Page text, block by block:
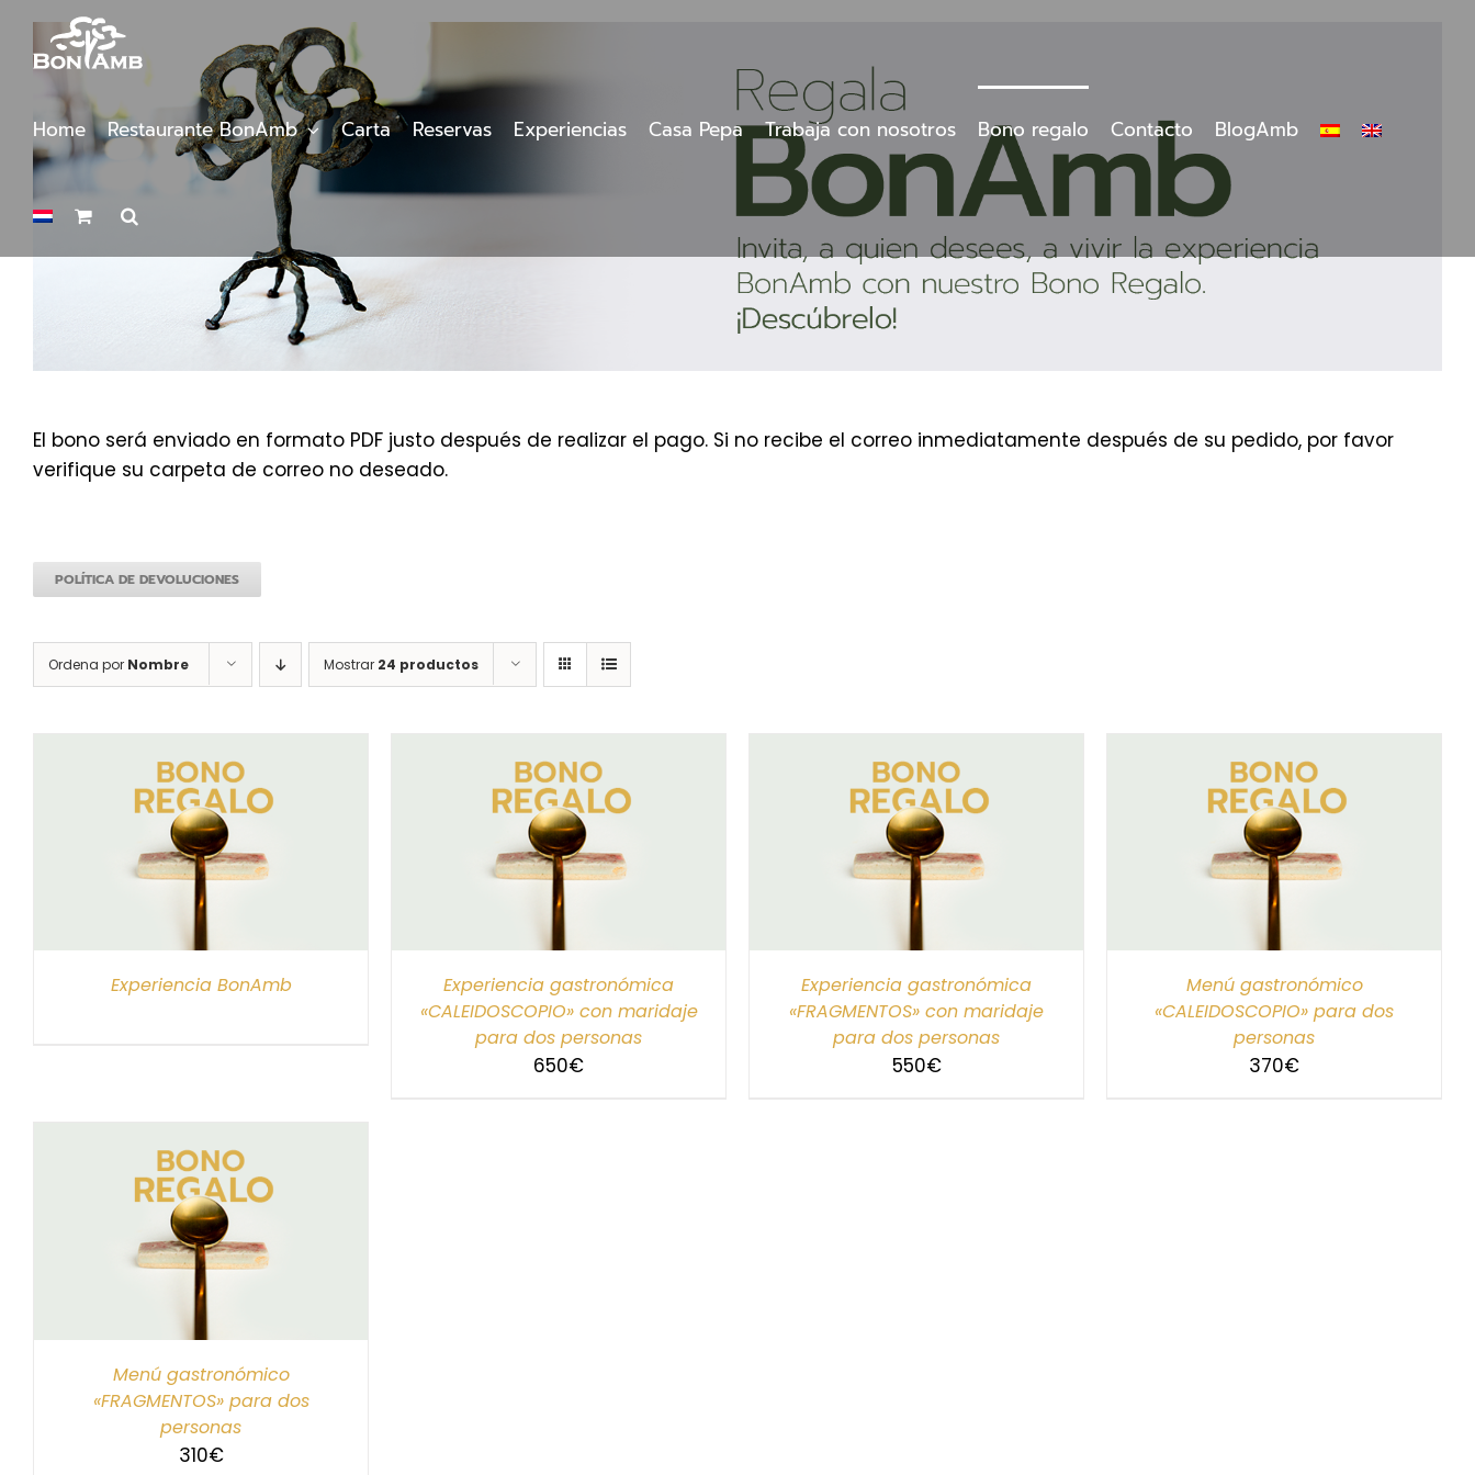
contenido
Home Restaurante BonAmb Carta Reservas Experiencias Casa Pepa Trabaja con nosotros Bono regalo Contacto BlogAmb
El bono será enviado en formato PDF justo después de realizar el pago. Si no recibe el correo inmediatamente después de su pedido, por favor
verifique su carpeta de correo no deseado.
POLÍTICA DE DEVOLUCIONES
Ordena por Nombre Mostrar 24 productos
Experiencia BonAmb
SELECCIONAR IMPORTE
Experiencia gastronómica
«CALEIDOSCOPIO» con maridaje
para dos personas
650€
SELECCIONAR IMPORTE
Experiencia gastronómica
«FRAGMENTOS» con maridaje
para dos personas
550€
SELECCIONAR IMPORTE
Menú gastronómico
«CALEIDOSCOPIO» para dos
personas
370€
Menú gastronómico
«FRAGMENTOS» para dos
personas
310€